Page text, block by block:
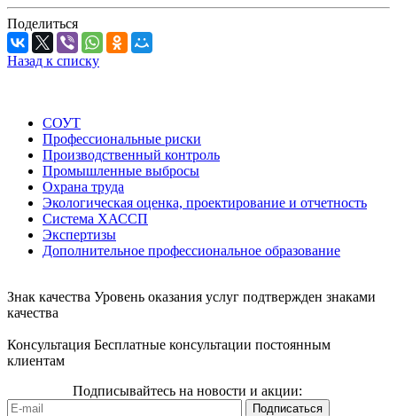
Поделиться
Назад к списку
СОУТ
Профессиональные риски
Производственный контроль
Промышленные выбросы
Охрана труда
Экологическая оценка, проектирование и отчетность
Система ХАССП
Экспертизы
Дополнительное профессиональное образование
Знак качества Уровень оказания услуг подтвержден знаками
качества
Консультация Бесплатные консультации постоянным
клиентам
Подписывайтесь на новости и акции: